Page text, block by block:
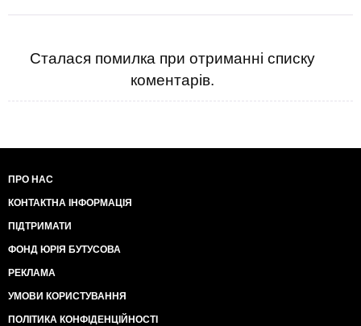
Сталася помилка при отриманні списку
коментарів.
ПРО НАС
КОНТАКТНА ІНФОРМАЦІЯ
ПІДТРИМАТИ
ФОНД ЮРІЯ БУТУСОВА
РЕКЛАМА
УМОВИ КОРИСТУВАННЯ
ПОЛІТИКА КОНФІДЕНЦІЙНОСТІ